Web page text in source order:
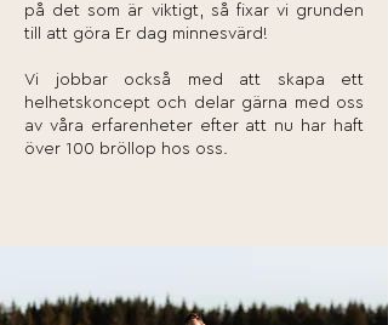
på det som är viktigt, så fixar vi grunden
till att göra Er dag minnesvärd!
Vi jobbar också med att skapa ett
helhetskoncept och delar gärna med oss
av våra erfarenheter efter att nu har haft
över 100 bröllop hos oss.